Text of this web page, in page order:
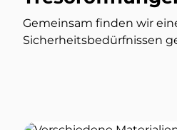
Gemeinsam finden wir
Sicherheitsbedürfnissen